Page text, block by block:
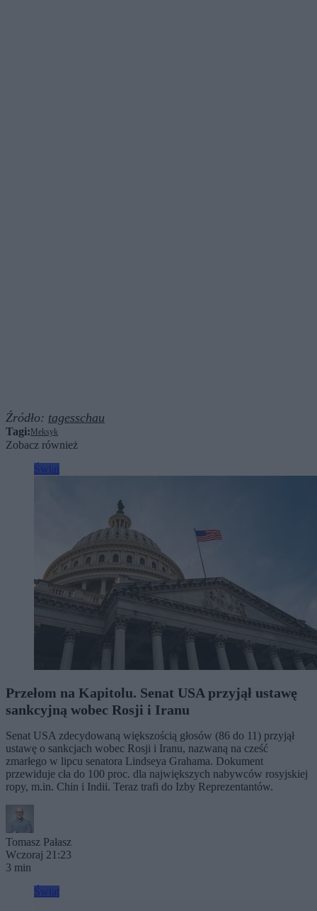
Źródło: tagesschau
Tagi:Meksyk
Zobacz również
Przełom na Kapitolu. Senat USA przyjął ustawę
sankcyjną wobec Rosji i Iranu
Senat USA zdecydowaną większością głosów (86 do 11) przyjął
ustawę o sankcjach wobec Rosji i Iranu, nazwaną na cześć
zmarłego w lipcu senatora Lindseya Grahama. Dokument
przewiduje cła do 100 proc. dla największych nabywców rosyjskiej
ropy, m.in. Chin i Indii. Teraz trafi do Izby Reprezentantów.
Tomasz Pałasz
Wczoraj 21:23
3 min